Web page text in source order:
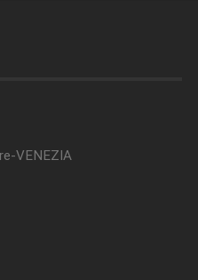
VENEZIA